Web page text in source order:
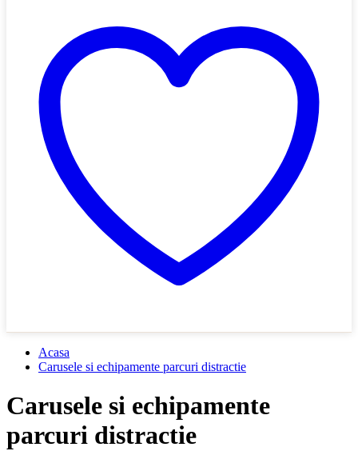
Acasa
Carusele si echipamente parcuri distractie
Carusele si echipamente
parcuri distractie